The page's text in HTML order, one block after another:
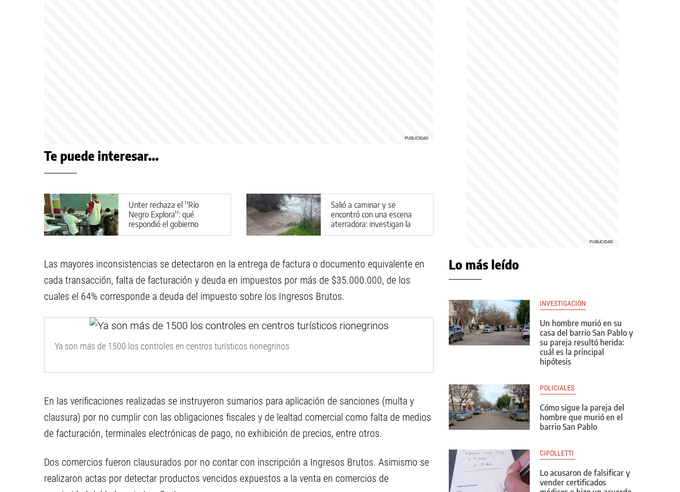
Te puede interesar...
Unter rechaza el ''Río
Negro Explora'': qué
respondió el gobierno
provincial
Salió a caminar y se
encontró con una escena
aterradora: investigan la
aparición de animales
Las mayores inconsistencias se detectaron en la entrega de factura o documento equivalente en
cada transacción, falta de facturación y deuda en impuestos por más de $35.000.000, de los
cuales el 64% corresponde a deuda del impuesto sobre los Ingresos Brutos.
Ya son más de 1500 los controles en centros turísticos rionegrinos
En las verificaciones realizadas se instruyeron sumarios para aplicación de sanciones (multa y
clausura) por no cumplir con las obligaciones fiscales y de lealtad comercial como falta de medios
de facturación, terminales electrónicas de pago, no exhibición de precios, entre otros.
Dos comercios fueron clausurados por no contar con inscripción a Ingresos Brutos. Asimismo se
realizaron actas por detectar productos vencidos expuestos a la venta en comercios de
Lo más leído
INVESTIGACIÓN
Un hombre murió en su
casa del barrio San Pablo y
su pareja resultó herida:
cuál es la principal
hipótesis
POLICIALES
Cómo sigue la pareja del
hombre que murió en el
barrio San Pablo
CIPOLLETTI
Lo acusaron de falsificar y
vender certificados